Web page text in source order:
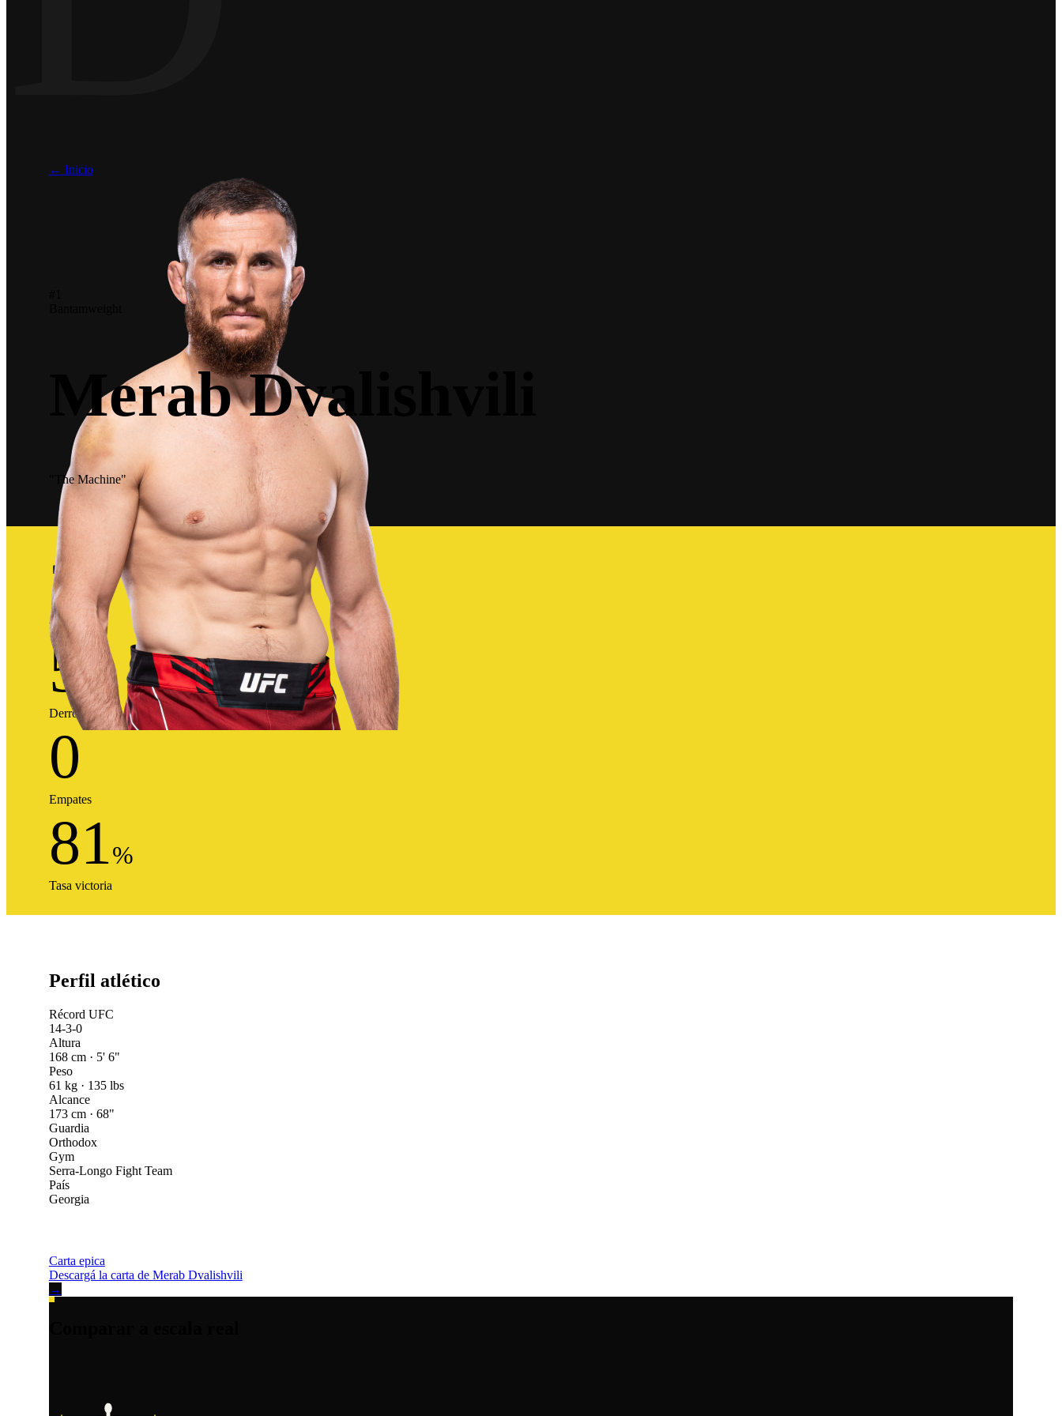
← Inicio
Merab Dvalishvili
"The Machine"
21
Victorias
5
Derrotas
0
Empates
81%
Tasa victoria
Perfil atlético
Récord UFC
14-3-0
Altura
168 cm · 5' 6"
Peso
61 kg · 135 lbs
Alcance
173 cm · 68"
Guardia
Orthodox
Gym
Serra-Longo Fight Team
País
Georgia
Carta epica
Descargá la carta de Merab Dvalishvili
→